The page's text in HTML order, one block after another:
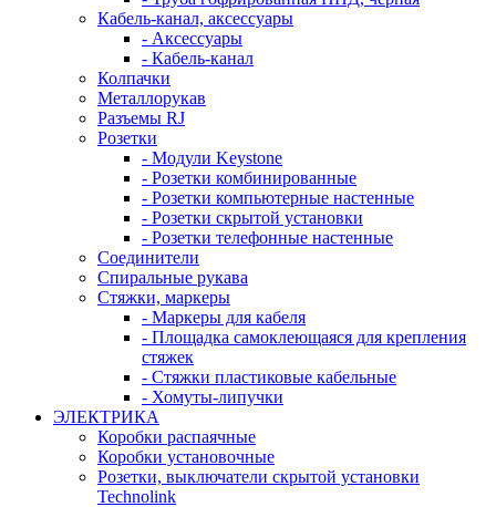
Кабель-канал, аксессуары
- Аксессуары
- Кабель-канал
Колпачки
Металлорукав
Разъемы RJ
Розетки
- Модули Keystone
- Розетки комбинированные
- Розетки компьютерные настенные
- Розетки скрытой установки
- Розетки телефонные настенные
Соединители
Спиральные рукава
Стяжки, маркеры
- Маркеры для кабеля
- Площадка самоклеющаяся для крепления
стяжек
- Стяжки пластиковые кабельные
- Хомуты-липучки
ЭЛЕКТРИКА
Коробки распаячные
Коробки установочные
Розетки, выключатели скрытой установки
Technolink